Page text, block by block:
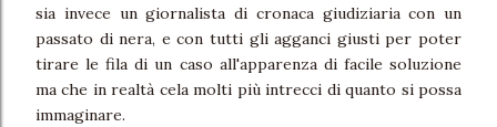
sia invece un giornalista di cronaca giudiziaria con un
passato di nera, e con tutti gli agganci giusti per poter
tirare le fila di un caso all'apparenza di facile soluzione
ma che in realtà cela molti più intrecci di quanto si possa
immaginare.